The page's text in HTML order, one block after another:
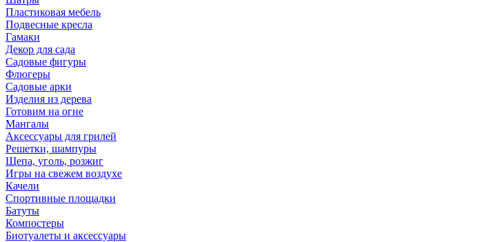
Пластиковая мебель
Подвесные кресла
Гамаки
Декор для сада
Садовые фигуры
Флюгеры
Садовые арки
Изделия из дерева
Готовим на огне
Мангалы
Аксессуары для грилей
Решетки, шампуры
Щепа, уголь, розжиг
Игры на свежем воздухе
Качели
Спортивные площадки
Батуты
Компостеры
Биотуалеты и аксессуары